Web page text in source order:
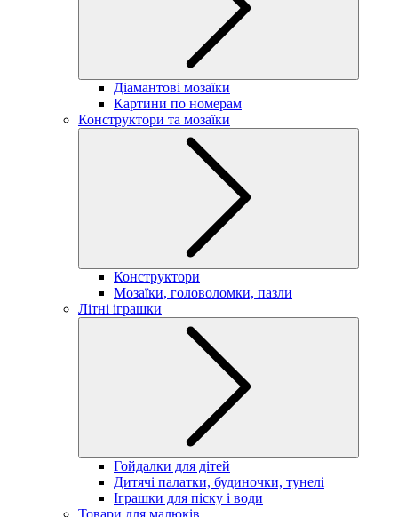
Діамантові мозаїки
Картини по номерам
Конструктори та мозаїки
Конструктори
Мозаїки, головоломки, пазли
Літні іграшки
Гойдалки для дітей
Дитячі палатки, будиночки, тунелі
Іграшки для піску і води
Товари для малюків